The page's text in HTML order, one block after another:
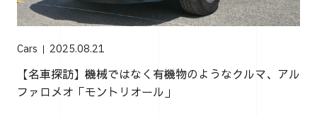
Cars 2025.08.21
【名車探訪】機械ではなく有機物のようなクルマ、アル
ファロメオ「モントリオール」